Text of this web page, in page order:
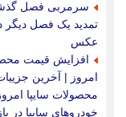
سرمربی فصل
تمدید یک فصل دیگر
عکس
افزایش قیمت
امروز | آخرین
محصولات سایپا
خودروهای سایپا در